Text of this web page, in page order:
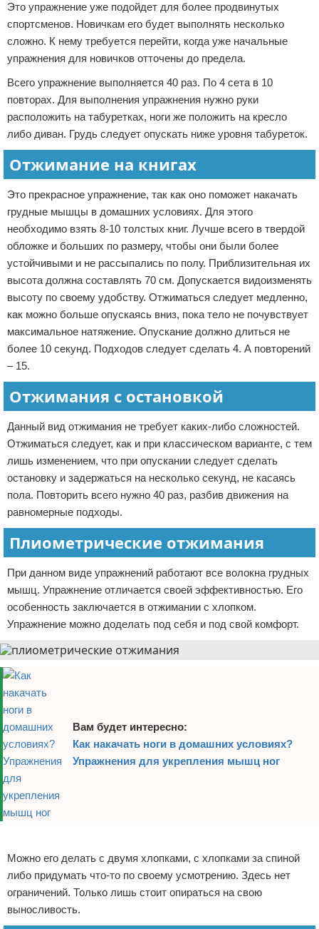
Это упражнение уже подойдет для более продвинутых
спортсменов. Новичкам его будет выполнять несколько
сложно. К нему требуется перейти, когда уже начальные
упражнения для новичков отточены до предела.
Всего упражнение выполняется 40 раз. По 4 сета в 10
повторах. Для выполнения упражнения нужно руки
расположить на табуретках, ноги же положить на кресло
либо диван. Грудь следует опускать ниже уровня табуреток.
Отжимание на книгах
Это прекрасное упражнение, так как оно поможет накачать
грудные мышцы в домашних условиях. Для этого
необходимо взять 8-10 толстых книг. Лучше всего в твердой
обложке и больших по размеру, чтобы они были более
устойчивыми и не рассыпались по полу. Приблизительная их
высота должна составлять 70 см. Допускается видоизменять
высоту по своему удобству. Отжиматься следует медленно,
как можно больше опускаясь вниз, пока тело не почувствует
максимальное натяжение. Опускание должно длиться не
более 10 секунд. Подходов следует сделать 4. А повторений
– 15.
Отжимания с остановкой
Данный вид отжимания не требует каких-либо сложностей.
Отжиматься следует, как и при классическом варианте, с тем
лишь изменением, что при опускании следует сделать
остановку и задержаться на несколько секунд, не касаясь
пола. Повторить всего нужно 40 раз, разбив движения на
равномерные подходы.
Плиометрические отжимания
При данном виде упражнений работают все волокна грудных
мышц. Упражнение отличается своей эффективностью. Его
особенность заключается в отжимании с хлопком.
Упражнение можно доделать под себя и под свой комфорт.
Вам будет интересно:
Как накачать ноги в домашних условиях?
Упражнения для укрепления мышц ног
Можно его делать с двумя хлопками, с хлопками за спиной
либо придумать что-то по своему усмотрению. Здесь нет
ограничений. Только лишь стоит опираться на свою
выносливость.